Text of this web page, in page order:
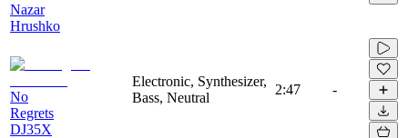
Nazar
Hrushko
No
Regrets
DJ35X
Electronic, Synthesizer,
Bass, Neutral
2:47 -